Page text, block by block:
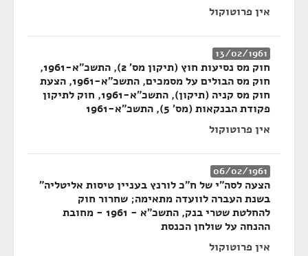
אין פרוטוקול
13/02/1961
חוק מס נסיעות חוץ (תיקון מס' 2), התשכ"א-1961,
חוק מס הבולים על מסמכים, התשכ"א-1961, הצעת
חוק מס קניה (תיקון), התשכ"א-1961, חוק לתיקון
פקודת הבנקאות (מס' 5), התשכ"א-1961
אין פרוטוקול
06/02/1961
הצעה לסה"י של ח"כ לורנץ בעניין טיסות אליטליה"
בשנת העברה לוועדה מתאימה; שחרור חוק
להחלטת שטרי בנק, התשכ"א - 1961 - מחובת
ההנחה על שולחן הכנסת
אין פרוטוקול